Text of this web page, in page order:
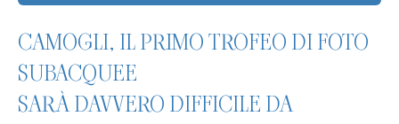
CAMOGLI, IL PRIMO TROFEO DI FOTO
SUBACQUEE
SARÀ DAVVERO DIFFICILE DA